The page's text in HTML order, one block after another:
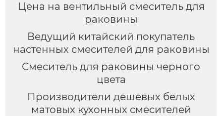
Цена на вентильный смеситель для
раковины
Ведущий китайский покупатель
настенных смесителей для раковины
Смеситель для раковины черного
цвета
Производители дешевых белых
матовых кухонных смесителей